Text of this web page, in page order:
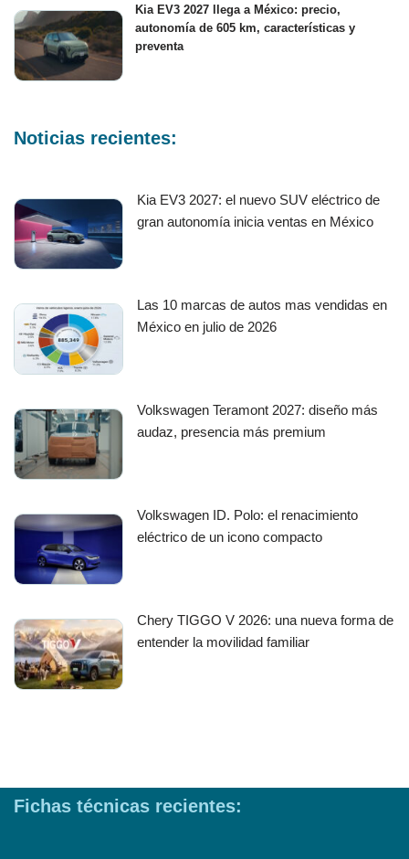
Kia EV3 2027 llega a México: precio,
autonomía de 605 km, características y
preventa
Noticias recientes:
Kia EV3 2027: el nuevo SUV eléctrico de
gran autonomía inicia ventas en México
Las 10 marcas de autos mas vendidas en
México en julio de 2026
Volkswagen Teramont 2027: diseño más
audaz, presencia más premium
Volkswagen ID. Polo: el renacimiento
eléctrico de un icono compacto
Chery TIGGO V 2026: una nueva forma de
entender la movilidad familiar
Fichas técnicas recientes: